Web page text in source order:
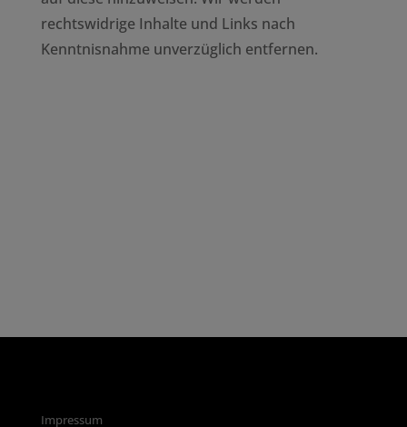
rechtswidrige Inhalte und Links nach
Kenntnisnahme unverzüglich entfernen.
Impressum